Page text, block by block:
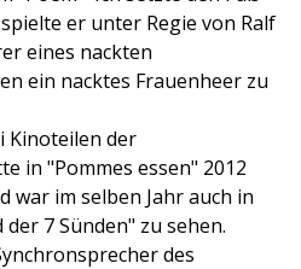
er unter Regie von Ralf
eines nackten
ein nacktes Frauenheer zu
Kinoteilen der
in "Pommes essen" 2012
war im selben Jahr auch in
7 Sünden" zu sehen.
des